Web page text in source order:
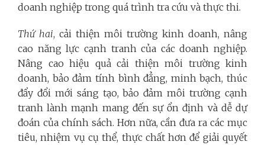
doanh nghiệp trong quá trình tra cứu và thực thi.
Thứ hai, cải thiện môi trường kinh doanh, nâng
cao năng lực cạnh tranh của các doanh nghiệp.
Nâng cao hiệu quả cải thiện môi trường kinh
doanh, bảo đảm tính bình đẳng, minh bạch, thúc
đẩy đổi mới sáng tạo, bảo đảm môi trường cạnh
tranh lành mạnh mang đến sự ổn định và dễ dự
đoán của chính sách. Hơn nữa, cần đưa ra các mục
tiêu, nhiệm vụ cụ thể, thực chất hơn để giải quyết